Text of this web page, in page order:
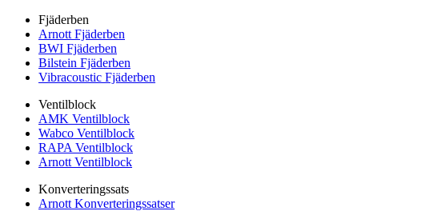
Fjäderben
Arnott Fjäderben
BWI Fjäderben
Bilstein Fjäderben
Vibracoustic Fjäderben
Ventilblock
AMK Ventilblock
Wabco Ventilblock
RAPA Ventilblock
Arnott Ventilblock
Konverteringssats
Arnott Konverteringssatser